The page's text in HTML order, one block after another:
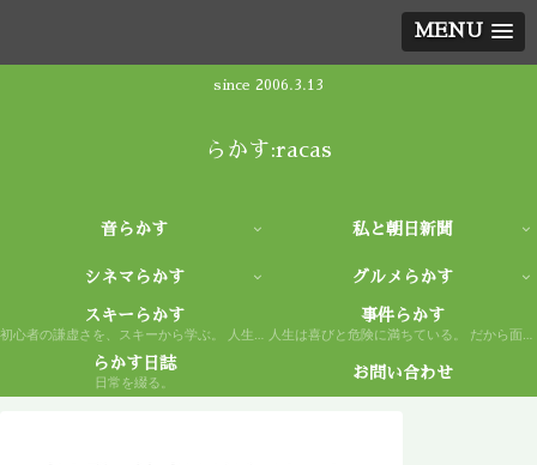
MENU
since 2006.3.13
らかす:racas
音らかす 私と朝日新聞
シネマらかす グルメらかす
スキーらかす
初心者の謙虚さを、スキーから学ぶ。 人生もまた然り。
事件らかす
人生は喜びと危険に満ちている。 だから面白い。
らかす日誌
日常を綴る。
お問い合わせ